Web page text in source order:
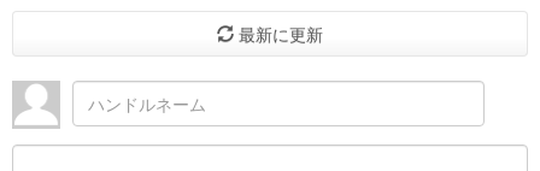
最新に更新